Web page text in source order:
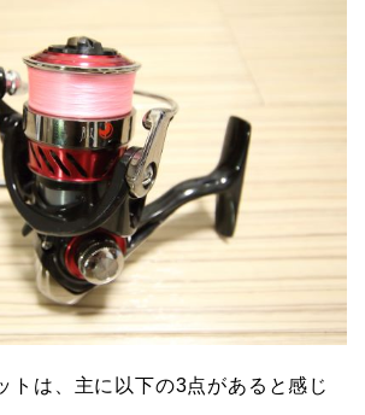
トは、主に以下の3点があると感じ